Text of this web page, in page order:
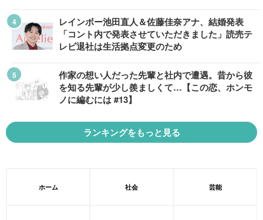
レインボー池田直人＆佐藤佳奈アナ、結婚発表
「コント内で発表させていただきました」読売テ
レビ退社は生活拠点変更のため
作家の想い人だった先輩と社内で遭遇。昔から彼
を知る先輩が少し羨ましくて…【この恋、ホンモ
ノに編むには #13】
ランキングをもっと見る
ホーム 社会 芸能